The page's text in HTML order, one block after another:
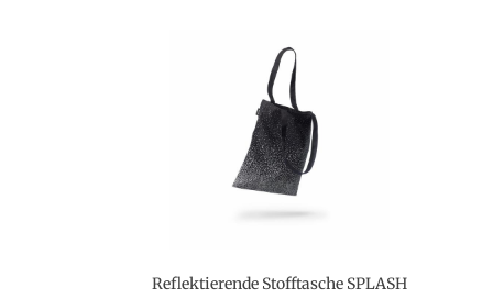
Reflektierende Stofftasche SPLASH